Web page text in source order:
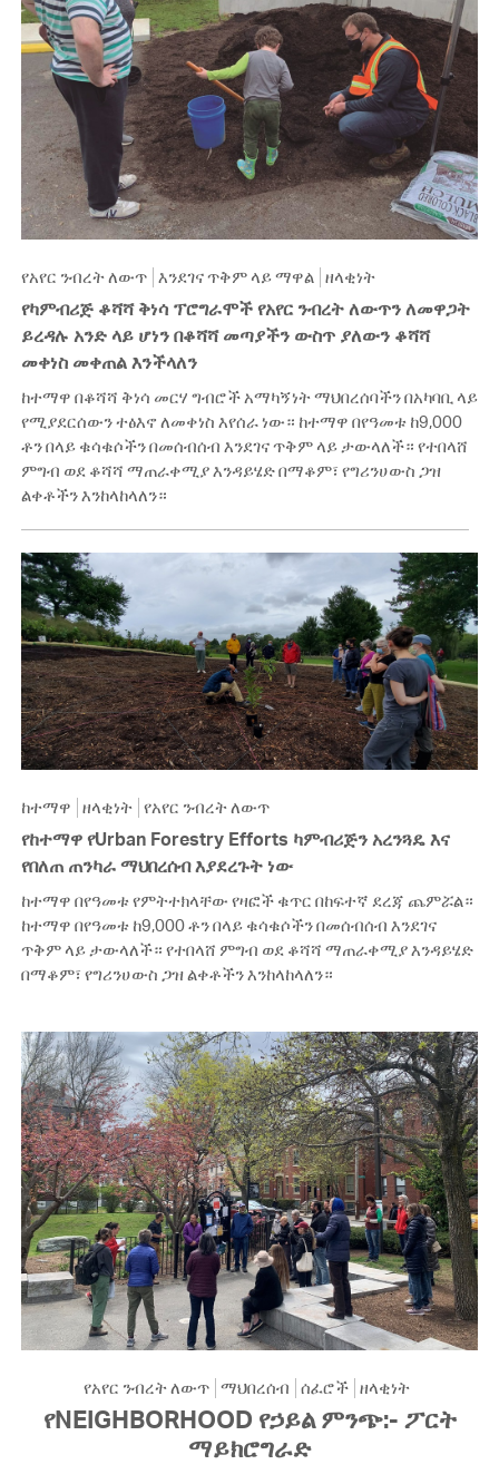
የአየር ንብረት ለውጥ እንደገና ጥቅም ላይ ማዋል ዘላቂነት
የካምብሪጅ ቆሻሻ ቅነሳ ፕሮግራሞች የአየር ንብረት ለውጥን ለመዋጋት
ይረዳሉ አንድ ላይ ሆነን በቆሻሻ መጣያችን ውስጥ ያለውን ቆሻሻ
መቀነስ መቀጠል እንችላለን
ከተማዋ በቆሻሻ ቅነሳ መርሃ ግብሮች አማካኝነት ማህበረሰባችን በአካባቢ ላይ
የሚያደርሰውን ተፅእኖ ለመቀነስ እየሰራ ነው። ከተማዋ በየዓመቱ ከ9,000
ቶን በላይ ቁሳቁሶችን በመሰብሰብ እንደገና ጥቅም ላይ ታውላለች። የተበላሸ
ምግብ ወደ ቆሻሻ ማጠራቀሚያ እንዳይሄድ በማቆም፣ የግሪንሀውስ ጋዝ
ልቀቶችን እንከላከላለን።
ከተማዋ ዘላቂነት የአየር ንብረት ለውጥ
የከተማዋ የUrban Forestry Efforts ካምብሪጅን አረንጓዴ እና
የበለጠ ጠንካራ ማህበረሰብ እያደረጉት ነው
ከተማዋ በየዓመቱ የምትተክላቸው የዛፎች ቁጥር በከፍተኛ ደረጃ ጨምሯል።
ከተማዋ በየዓመቱ ከ9,000 ቶን በላይ ቁሳቁሶችን በመሰብሰብ እንደገና
ጥቅም ላይ ታውላለች። የተበላሸ ምግብ ወደ ቆሻሻ ማጠራቀሚያ እንዳይሄድ
በማቆም፣ የግሪንሀውስ ጋዝ ልቀቶችን እንከላከላለን።
የአየር ንብረት ለውጥ ማህበረሰብ ሰፈሮች ዘላቂነት
የNEIGHBORHOOD የኃይል ምንጭ:- ፖርት
ማይክሮግራድ